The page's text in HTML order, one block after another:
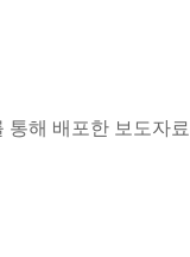
통해 배포한 보도자